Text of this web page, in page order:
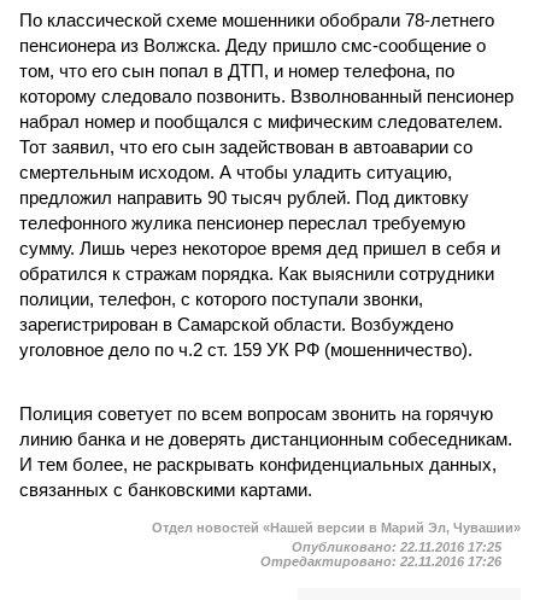
По классической схеме мошенники обобрали 78-летнего
пенсионера из Волжска. Деду пришло смс-сообщение о
том, что его сын попал в ДТП, и номер телефона, по
которому следовало позвонить. Взволнованный пенсионер
набрал номер и пообщался с мифическим следователем.
Тот заявил, что его сын задействован в автоаварии со
смертельным исходом. А чтобы уладить ситуацию,
предложил направить 90 тысяч рублей. Под диктовку
телефонного жулика пенсионер переслал требуемую
сумму. Лишь через некоторое время дед пришел в себя и
обратился к стражам порядка. Как выяснили сотрудники
полиции, телефон, с которого поступали звонки,
зарегистрирован в Самарской области. Возбуждено
уголовное дело по ч.2 ст. 159 УК РФ (мошенничество).
Полиция советует по всем вопросам звонить на горячую
линию банка и не доверять дистанционным собеседникам.
И тем более, не раскрывать конфиденциальных данных,
связанных с банковскими картами.
Отдел новостей «Нашей версии в Марий Эл, Чувашии»
Опубликовано: 22.11.2016 17:25
Отредактировано: 22.11.2016 17:26